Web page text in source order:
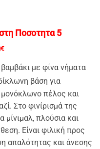
Ποσοτητα 5
€Price
3,80€
through
8,00€
με φίνα νήματα
βάση για
πέλος και
Στο φινίρισμά της
πλούσια και
Είναι φιλική προς
απαλότητας και άνεσης